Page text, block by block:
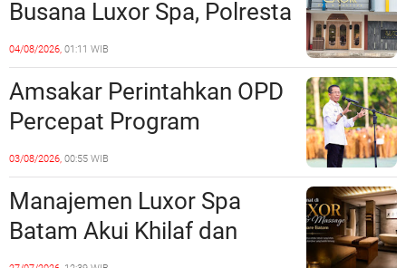
Busana Luxor Spa, Polresta
Barelang Usut Tuntas
Unsur Pelanggaran Hukum
04/08/2026, 01:11 WIB
Amsakar Perintahkan OPD
Percepat Program
Prioritas, Targetkan
Realisasi Pembangunan
Lampaui 50 Persen
03/08/2026, 00:55 WIB
Manajemen Luxor Spa
Batam Akui Khilaf dan
Minta Maaf, Konten